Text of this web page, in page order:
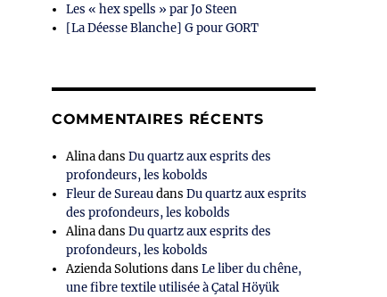
Les « hex spells » par Jo Steen
[La Déesse Blanche] G pour GORT
COMMENTAIRES RÉCENTS
AlinadansDu quartz aux esprits des
profondeurs, les kobolds
Fleur de SureaudansDu quartz aux esprits
des profondeurs, les kobolds
AlinadansDu quartz aux esprits des
profondeurs, les kobolds
Azienda Solutions dansLe liber du chêne,
une fibre textile utilisée à Çatal Höyük